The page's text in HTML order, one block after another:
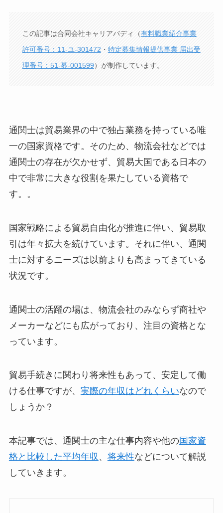
この記事は合同会社キャリアバディ（有料職業紹介事業
許可番号：11-ユ-301472 ・ 特定募集情報提供事業 届出受
理番号：51-募-001599）が制作しています。
通関士は貿易業界の中で独占業務を持っている唯
一の国家資格です。そのため、物流会社などでは
通関士の存在が欠かせず、貿易大国である日本の
中で非常に大きな役割を果たしている資格で
す。。
国家戦略による貿易自由化が推進に伴い、貿易取
引は年々拡大を続けています。それに伴い、通関
士に対するニーズは以前よりも高まってきている
状況です。
通関士の活躍の場は、物流会社のみならず商社や
メーカーなどにも広がっており、注目の資格とな
っています。
貿易手続きに関わり将来性もあって、安定して働
ける仕事ですが、 実際の年収はどれくらいなので
しょうか？
本記事では、通関士の主な仕事内容や他の国家資
格と比較した平均年収 、 将来性などについて解説
していきます。